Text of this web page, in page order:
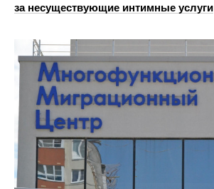
за несуществующие интимные услуги